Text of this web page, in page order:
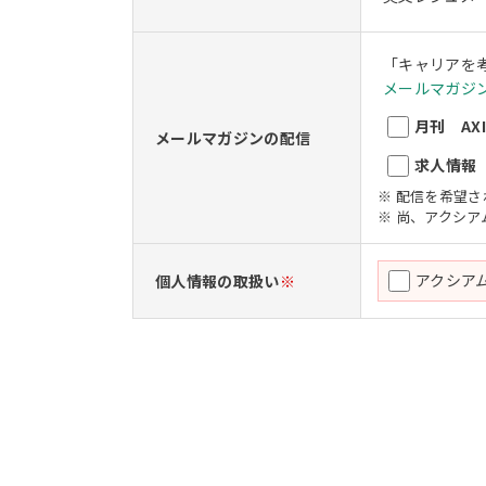
メールマガジンの配信
「キャリア
メールマガジ
月刊
求人情
※ 配信を希望さ
※ 尚、アクシア
個人情報の取扱い※ アクシア